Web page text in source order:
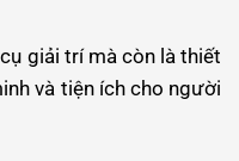
giải trí mà còn là thiết
và tiện ích cho người